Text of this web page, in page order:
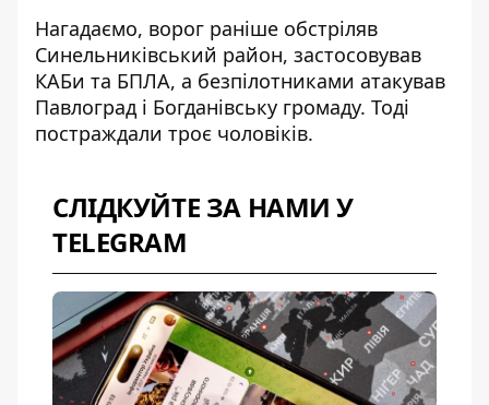
Нагадаємо, ворог раніше обстріляв
Синельниківський район, застосовував
КАБи та БПЛА, а безпілотниками атакував
Павлоград і Богданівську громаду. Тоді
постраждали троє чоловіків.
СЛІДКУЙТЕ ЗА НАМИ У
TELEGRAM